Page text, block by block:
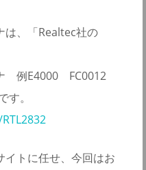
は、「Realtec社の
例E4000 FC0012
。
イトに任せ、今回はお